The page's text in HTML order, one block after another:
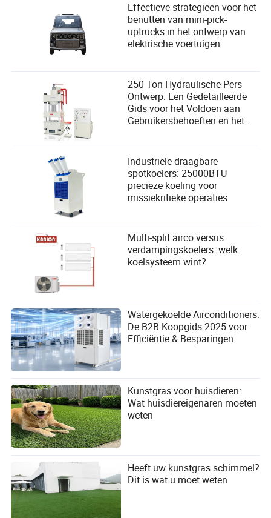
Effectieve strategieën voor het
benutten van mini-pick-
uptrucks in het ontwerp van
elektrische voertuigen
250 Ton Hydraulische Pers
Ontwerp: Een Gedetailleerde
Gids voor het Voldoen aan
Gebruikersbehoeften en het
Industriële draagbare
spotkoelers: 25000BTU
precieze koeling voor
missiekritieke operaties
Multi-split airco versus
verdampingskoelers: welk
koelsysteem wint?
Watergekoelde Airconditioners:
De B2B Koopgids 2025 voor
Efficiëntie & Besparingen
Kunstgras voor huisdieren:
Wat huisdiereigenaren moeten
weten
Heeft uw kunstgras schimmel?
Dit is wat u moet weten